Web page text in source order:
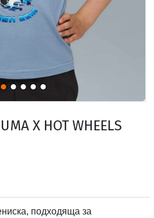
X HOT WHEELS
подходяща за